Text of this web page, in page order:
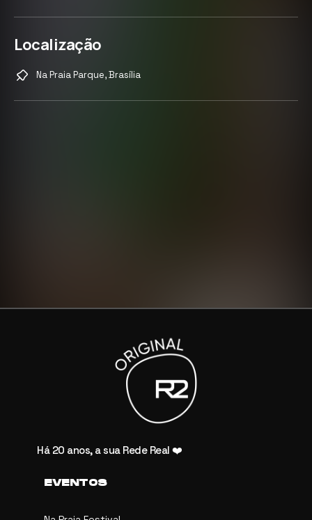
Localização
Na Praia Parque, Brasília
Há 20 anos, a sua Rede Real ❤️
EVENTOS